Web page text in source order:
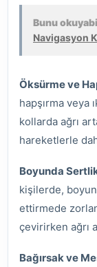
Bunu
Navigasyon
Öksürme ve
hapşırma veya
kollarda ağrı
hareketlerle
Boyunda Sertlik
kişilerde,
ettirmede
çevirirken ağrı
Bağırsak ve